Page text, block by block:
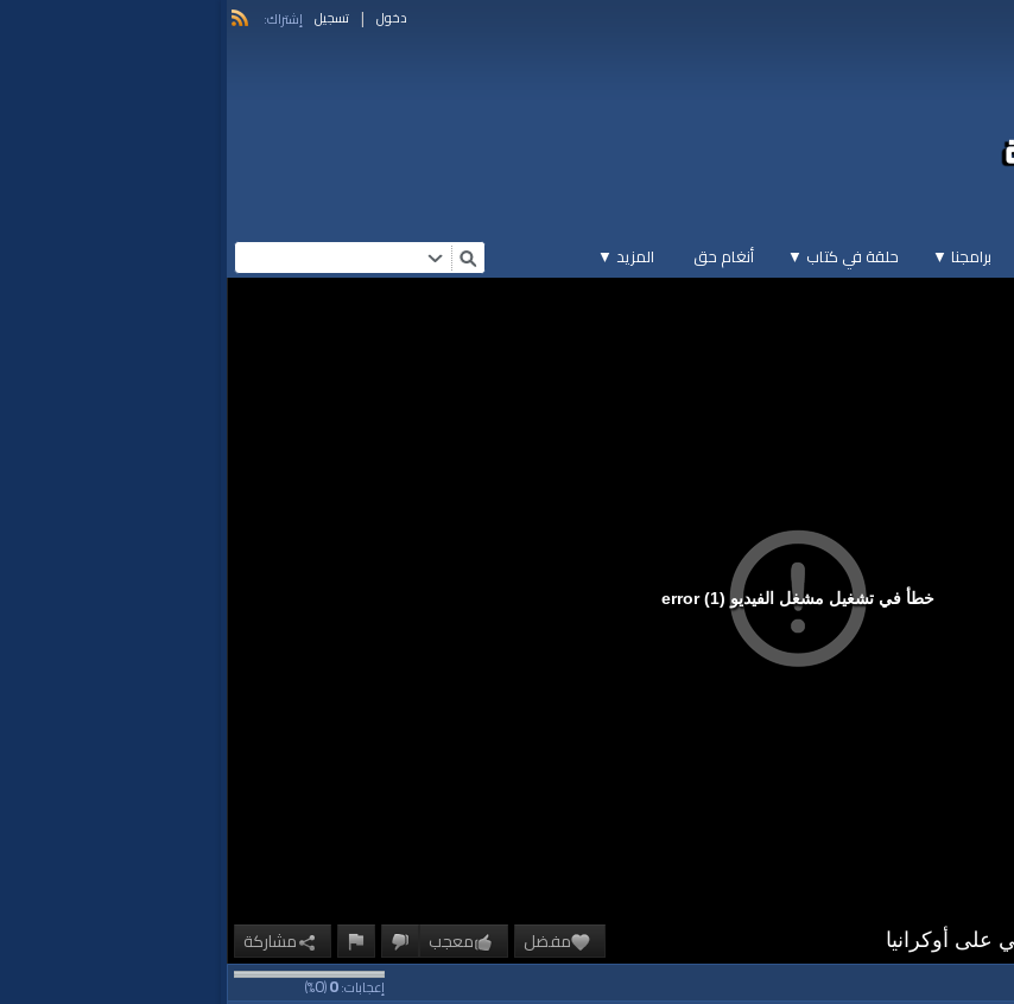
دخول | تسجيل إشتراك:
برامجنا ▼ حلقة في كتاب ▼ أنغام حق المزيد ▼
خطأ في تشغيل مشغل الفيديو (1) error
مفضل معجب مشاركة
إعجابات:0
(
0
%)